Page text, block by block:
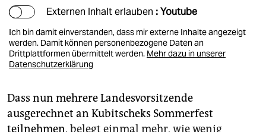
Externen Inhalt erlauben : Youtube
Ich bin damit einverstanden, dass mir externe Inhalte angezeigt
werden. Damit können personenbezogene Daten an
Drittplattformen übermittelt werden. Mehr dazu in unserer
Datenschutzerklärung
Dass nun mehrere Landesvorsitzende
ausgerechnet an Kubitscheks Sommerfest
teilnehmen, belegt einmal mehr, wie wenig